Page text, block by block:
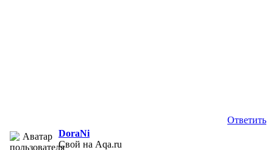
Ответить
DoraNi
Свой на Aqa.ru